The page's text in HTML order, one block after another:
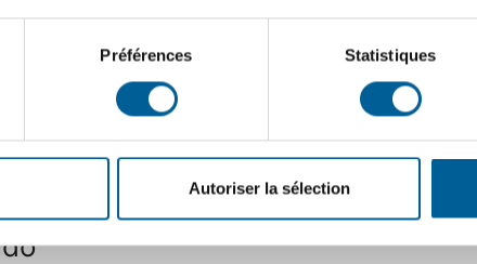
Préférences Statistiques
Autoriser la sélection
options s’offrent à vous.
invitons à consulter les renseignements généraux